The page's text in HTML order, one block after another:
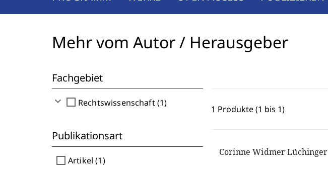
Mehr vom Autor / Herausgeber
Fachgebiet
expand_more check_box_outline_blank Rechtswissenschaft (1)
Publikationsart
check_box_outline_blank Artikel (1)
1 Produkte (1 bis 1)
Corinne Widmer Lüchinger